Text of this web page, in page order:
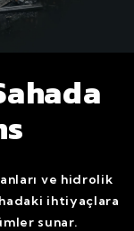
ve hidrolik
ihtiyaçlara
sunar.